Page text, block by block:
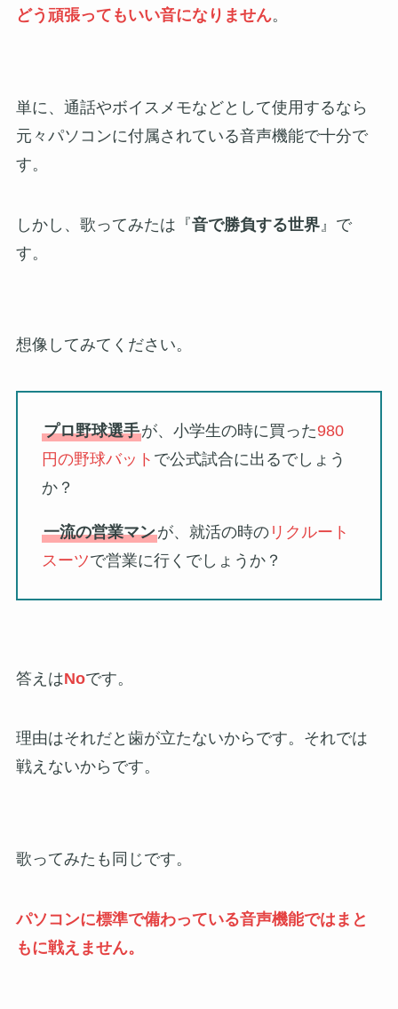
どう頑張ってもいい音になりません。
単に、通話やボイスメモなどとして使用するなら
元々パソコンに付属されている音声機能で十分で
す。
しかし、歌ってみたは『音で勝負する世界』で
す。
想像してみてください。
プロ野球選手が、小学生の時に買った980
円の野球バット で公式試合に出るでしょう
か？
一流の営業マンが、就活の時のリクルート
スーツで営業に行くでしょうか？
答えはNoです。
理由はそれだと歯が立たないからです。それでは
戦えないからです。
歌ってみたも同じです。
パソコンに標準で備わっている音声機能ではまと
もに戦えません。